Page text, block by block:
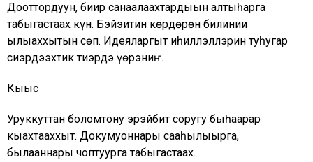
Доҕоттордуун, биир санаалаахтардыын алтыһарга
табыгастаах күн. Бэйэҕитин көрдөрөн билинии
ылыаххытын сөп. Идеяларгыт иһиллэллэрин туһугар
сиэрдээхтик тиэрдэ үөрэниҥ.
Кыыс
Уруккуттан болҕомтону эрэйбит соругу быһаарар
кыахтааххыт. Докумуоннары сааһылыырга,
былааннары чоптуурга табыгастаах.